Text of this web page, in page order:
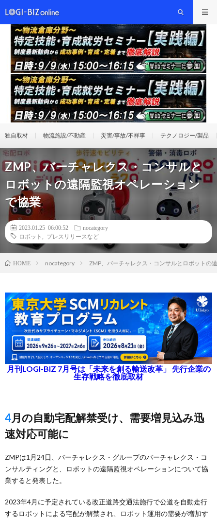
独自取材 物流施設/不動産 災害/事故/不祥事 テクノロジー/製品
ZMP、バーチャレクス・コンサルと
ロボットの遠隔監視オペレーション
で協業
2023.01.25 06:00:52
nocategory
ロボット
プレスリリースなど
HOME nocategory ZMP、バーチャレクス・コンサルとロボットの
月刊LOGI-BIZ 7月号は「未来を創る輸送改革」 先行企業の
生存戦略を徹底取材
4月の自動宅配解禁受け、需要増見込み迅
速対応可能に
ZMPは1月24日、バーチャレクス・グループのバーチャレクス・コ
ンサルティングと、ロボットの遠隔監視オペレーションについて協
業すると発表した。
2023年4月に予定されている改正道路交通法施行で公道を自動走行
するロボットによる宅配が解禁され、ロボット運用の需要が増加す